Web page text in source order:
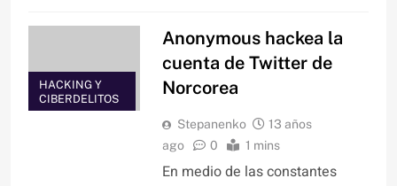
HACKING Y
CIBERDELITOS
Anonymous hackea la
cuenta de Twitter de
Norcorea
Stepanenko
13 años
ago
0 1 mins
En medio de las constantes